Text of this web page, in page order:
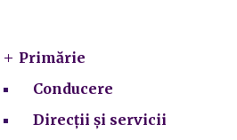
Primărie
Conducere
Direcții și servicii